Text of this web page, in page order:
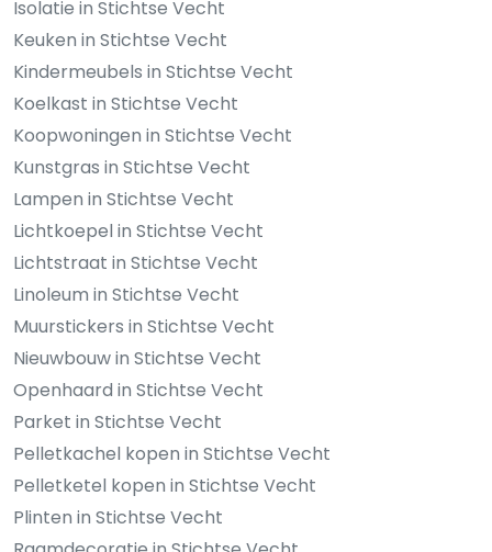
Isolatie in Stichtse Vecht
Keuken in Stichtse Vecht
Kindermeubels in Stichtse Vecht
Koelkast in Stichtse Vecht
Koopwoningen in Stichtse Vecht
Kunstgras in Stichtse Vecht
Lampen in Stichtse Vecht
Lichtkoepel in Stichtse Vecht
Lichtstraat in Stichtse Vecht
Linoleum in Stichtse Vecht
Muurstickers in Stichtse Vecht
Nieuwbouw in Stichtse Vecht
Openhaard in Stichtse Vecht
Parket in Stichtse Vecht
Pelletkachel kopen in Stichtse Vecht
Pelletketel kopen in Stichtse Vecht
Plinten in Stichtse Vecht